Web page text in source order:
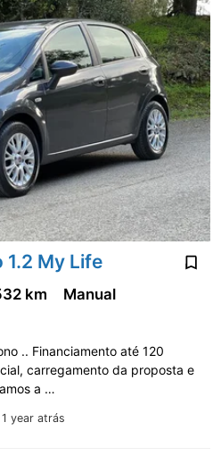
1.2 My Life
year atrás
km
Manual
.. Financiamento até 120
carregamento da proposta e
a …